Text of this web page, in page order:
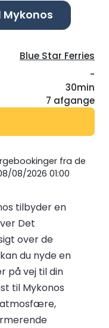
Blue Star Ferries
-
30min
7 afgange
fra de
08/2026 01:00
tilbyder en
Det
over de
du nyde en
på vej til din
til Mykonos
atmosfære,